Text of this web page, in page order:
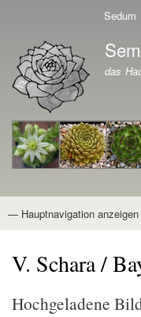
Sedum
Branding der Website
das
Hauptnavigation
— Hauptnavigation anzeigen
V. Schara /
Hochgeladene